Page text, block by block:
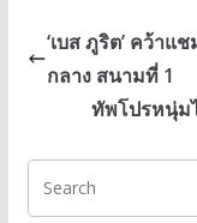
b
o
o
k
‘เบส ภูริต’ คว้าแ
กลาง สนามที่ 1
ทัพโปรหนุ่ม